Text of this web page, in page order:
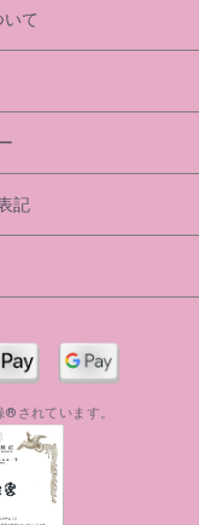
て
記
されています。